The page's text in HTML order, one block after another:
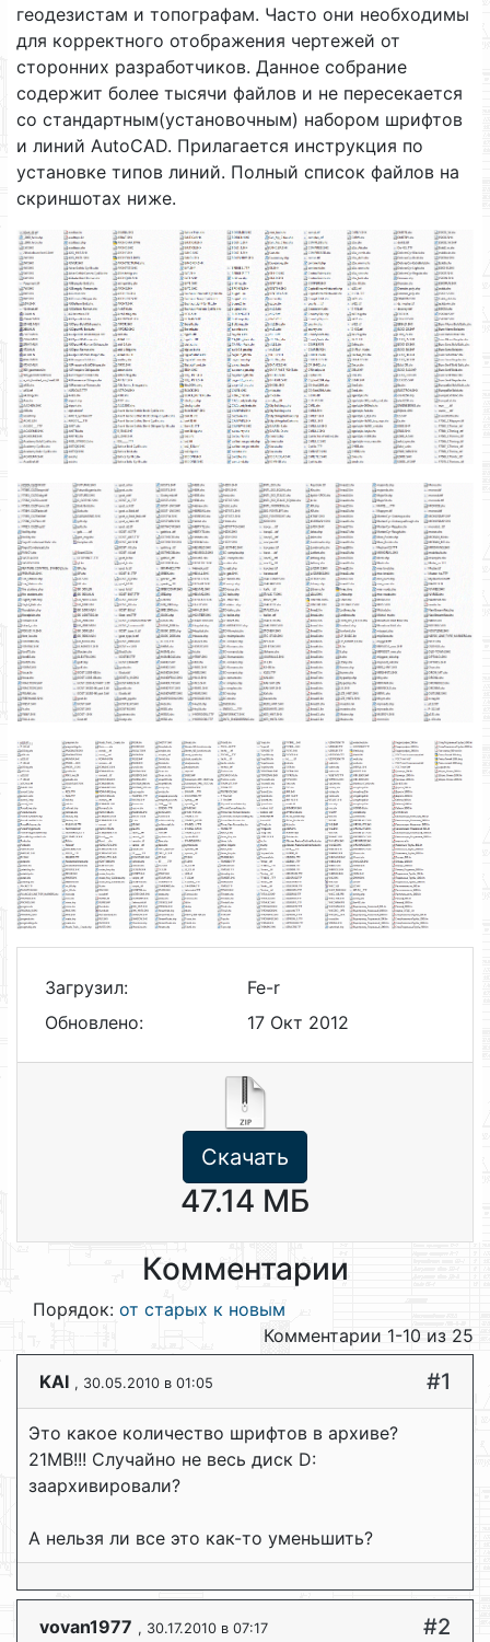
геодезистам и топографам. Часто они необходимы
для корректного отображения чертежей от
сторонних разработчиков. Данное собрание
содержит более тысячи файлов и не пересекается
со стандартным(установочным) набором шрифтов
и линий AutoCAD. Прилагается инструкция по
установке типов линий. Полный список файлов на
скриншотах ниже.
Загрузил:
Fe-r
Обновлено:
17 Окт 2012
Скачать
47.14 МБ
Комментарии
Порядок: от старых к новым
Комментарии 1-10 из 25
KAI , 30.05.2010 в 01:05 #1
Это какое количество шрифтов в архиве?
21MB!!! Случайно не весь диск D:
заархивировали?
А нельзя ли все это как-то уменьшить?
vovan1977 , 30.17.2010 в 07:17 #2